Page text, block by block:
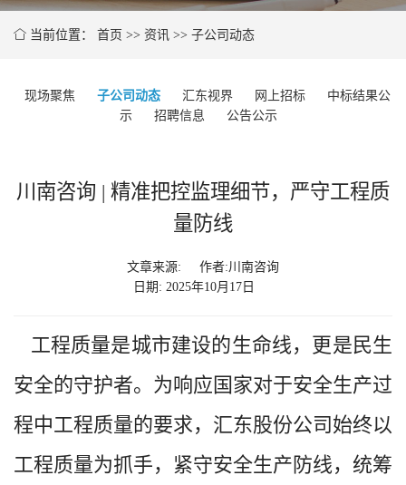
当前位置： 首页 >> 资讯 >> 子公司动态
现场聚焦 子公司动态 汇东视界 网上招标
中标结果公
示
招聘信息 公告公示
川南咨询 | 精准把控监理细节，严守工程质
量防线
文章来源:
作者:川南咨询
日期: 2025年10月17日
工程质量是城市建设的生命线，更是民生
安全的守护者。为响应国家对于安全生产过
程中工程质量的要求，汇东股份公司始终以
工程质量为抓手，紧守安全生产防线，统筹